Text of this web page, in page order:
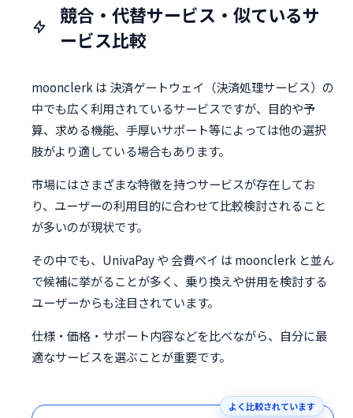
競合・代替サービス・似ているサ
ービス比較
moonclerk は 決済ゲートウェイ（決済処理サービス）の
中でも広く利用されているサービスですが、目的や予
算、求める機能、手厚いサポート等によっては他の選択
肢がより適している場合もあります。
市場にはさまざまな特徴を持つサービスが存在してお
り、ユーザーの利用目的に合わせて比較検討されること
が多いのが現状です。
その中でも、UnivaPay や 会費ペイ は moonclerk と並ん
で候補に挙がることが多く、乗り換えや併用を検討する
ユーザーからも注目されています。
仕様・価格・サポート内容などを比べながら、自分に最
適なサービスを選ぶことが重要です。
よく比較されています